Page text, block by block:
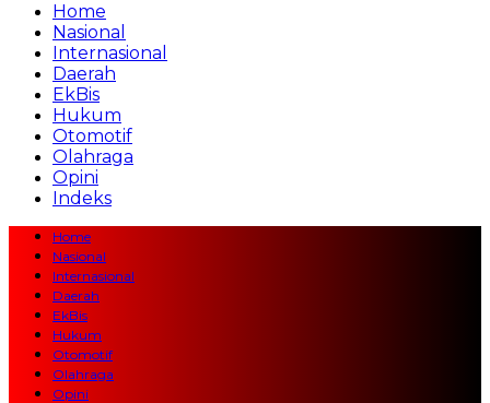
Home
Nasional
Internasional
Daerah
EkBis
Hukum
Otomotif
Olahraga
Opini
Indeks
Home
Nasional
Internasional
Daerah
EkBis
Hukum
Otomotif
Olahraga
Opini